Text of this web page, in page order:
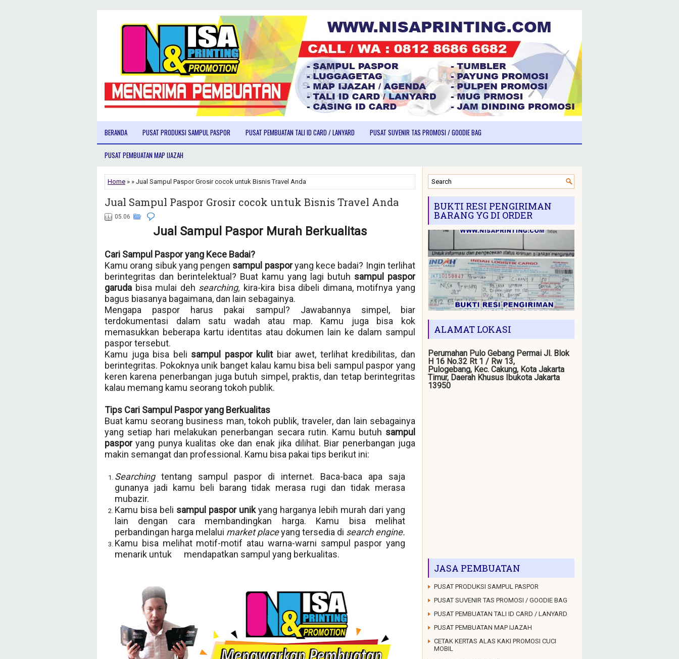
BERANDA PUSAT PRODUKSI SAMPUL PASPOR PUSAT PEMBUATAN TALI ID CARD / LANYARD PUSAT SUVENIR TAS PROMOSI / GOODIE BAG
PUSAT PEMBUATAN MAP IJAZAH
Home » » Jual Sampul Paspor Grosir cocok untuk Bisnis Travel Anda
Jual Sampul Paspor Grosir cocok untuk Bisnis Travel Anda
05.06
Jual Sampul Paspor Murah Berkualitas
Cari Sampul Paspor yang Kece Badai?
Kamu orang sibuk yang pengen sampul pasporyang kece badai? Ingin terlihat
berintegritas dan berintelektual? Buat kamu yang lagi butuh sampul paspor
garuda bisa mulai deh searching, kira-kira bisa dibeli dimana, motifnya yang
bagus biasanya bagaimana, dan lain sebagainya.
Mengapa paspor harus pakai sampul? Jawabannya simpel, biar
terdokumentasi dalam satu wadah atau map. Kamu juga bisa kok
memasukkan beberapa kartu identitas atau dokumen lain ke dalam sampul
paspor tersebut.
Kamu juga bisa beli sampul paspor kulit biar awet, terlihat kredibilitas, dan
berintegritas. Pokoknya unik banget kalau kamu bisa beli sampul paspor yang
keren karena penerbangan juga butuh simpel, praktis, dan tetap berintegritas
kalau memang kamu seorang tokoh publik.
Tips Cari Sampul Paspor yang Berkualitas
Buat kamu seorang business man, tokoh publik, traveler, dan lain sebagainya
yang setiap hari melakukan penerbangan secara rutin. Kamu butuh sampul
pasporyang punya kualitas oke dan enak jika dilihat. Biar penerbangan juga
makin semangat dan professional. Kamu bisa pakai tips berikut ini:
Searching tentang sampul paspor di internet. Baca-baca apa saja
gunanya jadi kamu beli barang tidak merasa rugi dan tidak merasa
mubazir.
Kamu bisa beli sampul paspor unikyang harganya lebih murah dari yang
lain dengan cara membandingkan harga. Kamu bisa melihat
perbandingan harga melalui market placeyang tersedia di search engine.
Kamu bisa melihat motif-motif atau warna-warni sampul paspor yang
menarik untuk mendapatkan sampul yang berkualitas.
BUKTI RESI PENGIRIMAN
BARANG YG DI ORDER
ALAMAT LOKASI
Perumahan Pulo Gebang Permai Jl. Blok
H 16 No.32 Rt 1 / Rw 13,
Pulogebang, Kec. Cakung, Kota Jakarta
Timur, Daerah Khusus Ibukota Jakarta
13950
JASA PEMBUATAN
PUSAT PRODUKSI SAMPUL PASPOR
PUSAT SUVENIR TAS PROMOSI / GOODIE BAG
PUSAT PEMBUATAN TALI ID CARD / LANYARD
PUSAT PEMBUATAN MAP IJAZAH
CETAK KERTAS ALAS KAKI PROMOSI CUCI
MOBIL